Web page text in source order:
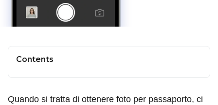
Contents
Quando si tratta di ottenere foto per passaporto, ci